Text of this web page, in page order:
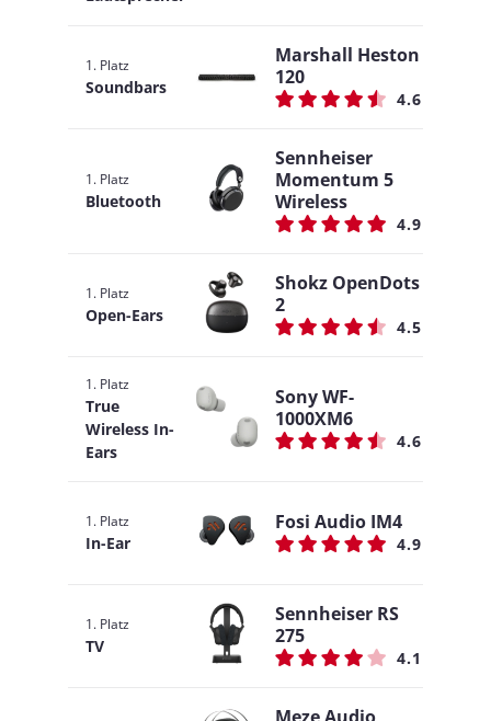
1. Platz
Soundbars
Marshall Heston
120
4.6
1. Platz
Bluetooth
Sennheiser
Momentum 5
Wireless
4.9
1. Platz
Open-Ears
Shokz OpenDots
2
4.5
1. Platz
True
Wireless In-
Ears
Sony WF-
1000XM6
4.6
1. Platz
In-Ear
Fosi Audio IM4
4.9
1. Platz
TV
Sennheiser RS
275
4.1
Meze Audio